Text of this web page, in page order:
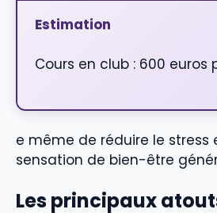
Estimation
Cours en club : 600 euros
e même de réduire le stress
sensation de bien-être
Les principaux